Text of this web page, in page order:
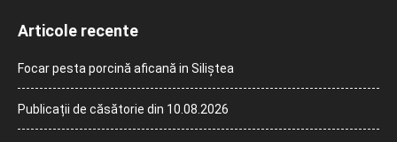
Articole recente
Focar pesta porcină aficană in Siliștea
Publicații de căsătorie din 10.08.2026